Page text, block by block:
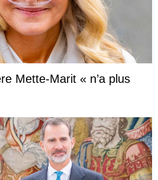
Mette-Marit « n’a plus